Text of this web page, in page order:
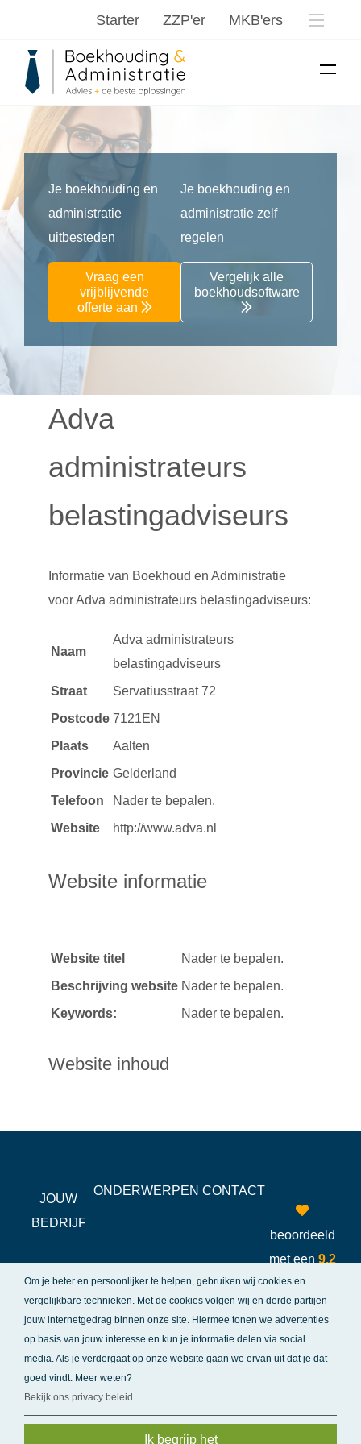
Om je beter en persoonlijker te helpen, gebruiken wij cookies en
vergelijkbare technieken. Met de cookies volgen wij en derde partijen
jouw internetgedrag binnen onze site. Hiermee tonen we advertenties
op basis van jouw interesse en kun je informatie delen via social
media. Als je verdergaat op onze website gaan we ervan uit dat je dat
goed vindt. Meer weten?
Bekijk ons privacy beleid .
Ik begrijp het
Starter ZZP'er MKB'ers
Je boekhouding en
administratie
uitbesteden
Vraag een
vrijblijvende
offerte aan
Je boekhouding en
administratie zelf
regelen
Vergelijk alle
boekhoudsoftware
Adva
administrateurs
belastingadviseurs
Informatie van Boekhoud en Administratie
voor Adva administrateurs belastingadviseurs:
Naam
Adva administrateurs
belastingadviseurs
Straat
Servatiusstraat 72
Postcode 7121EN
Plaats
Aalten
Provincie Gelderland
Telefoon
Nader te bepalen.
Website
http://www.adva.nl
Website informatie
Website titel
Nader te bepalen.
Beschrijving website Nader te bepalen.
Keywords:
Nader te bepalen.
Website inhoud
JOUW
BEDRIJF
ONDERWERPEN CONTACT
beoordeeld
met een 9,2
|Privacy & Disclaimer